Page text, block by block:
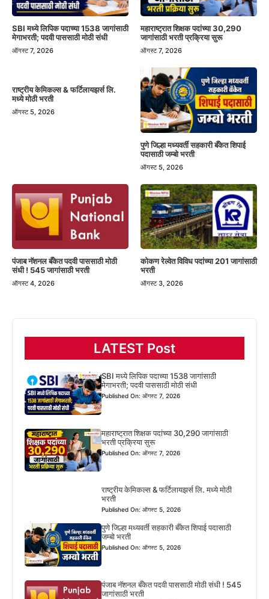
SBI मध्ये लिपिक पदाच्या 1538 जागांसाठी
मेगाभरती; पदवी पाससाठी मोठी संधी
ऑगस्ट 7, 2026
महाराष्ट्रात शिक्षक पदांच्या 30,290
जागांसाठी भरती प्रक्रिया सुरू
ऑगस्ट 7, 2026
राष्ट्रीय केमिकल्स & फर्टिलायझर्स लि.
मध्ये मोठी भरती
ऑगस्ट 5, 2026
पुणे जिल्हा मध्यवर्ती सहकारी बँकेत शिपाई
पदासाठी जम्बो भरती
ऑगस्ट 5, 2026
पंजाब नॅशनल बँकेत पदवी पाससाठी मोठी
संधी ! 545 जागांसाठी भरती
ऑगस्ट 4, 2026
कोकण रेल्वेत विविध पदांच्या 201 जागांसाठी
भरती
ऑगस्ट 3, 2026
LATEST Post
SBI मध्ये लिपिक पदाच्या 1538 जागांसाठी
मेगाभरती; पदवी पाससाठी मोठी संधी
Published On: ऑगस्ट 7, 2026
महाराष्ट्रात शिक्षक पदांच्या 30,290 जागांसाठी
भरती प्रक्रिया सुरू
Published On: ऑगस्ट 7, 2026
राष्ट्रीय केमिकल्स & फर्टिलायझर्स लि. मध्ये मोठी
भरती
Published On: ऑगस्ट 5, 2026
पुणे जिल्हा मध्यवर्ती सहकारी बँकेत शिपाई पदासाठी
जम्बो भरती
Published On: ऑगस्ट 5, 2026
पंजाब नॅशनल बँकेत पदवी पाससाठी मोठी संधी ! 545
जागांसाठी भरती